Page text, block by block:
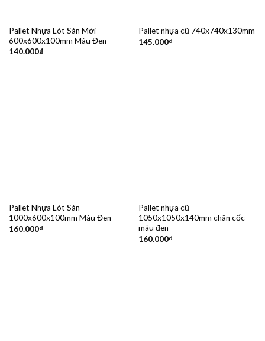
Pallet Nhựa Lót Sàn Mới
600x600x100mm Màu Đen
140.000₫
Pallet nhựa cũ 740x740x130mm
145.000₫
Pallet Nhựa Lót Sàn
1000x600x100mm Màu Đen
160.000₫
Pallet nhựa cũ
1050x1050x140mm chân cốc
màu đen
160.000₫